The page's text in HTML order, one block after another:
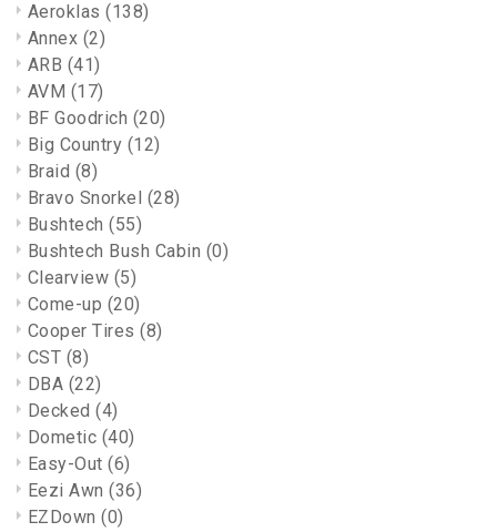
Aeroklas(138)
Annex (2)
ARB (41)
AVM (17)
BF Goodrich (20)
Big Country (12)
Braid (8)
Bravo Snorkel (28)
Bushtech(55)
Bushtech Bush Cabin (0)
Clearview (5)
Come-up (20)
Cooper Tires(8)
CST (8)
DBA (22)
Decked(4)
Dometic (40)
Easy-Out(6)
Eezi Awn(36)
EZDown(0)